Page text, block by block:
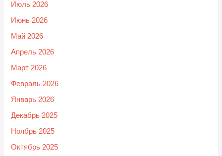
Июль 2026
Июнь 2026
Май 2026
Апрель 2026
Март 2026
Февраль 2026
Январь 2026
Декабрь 2025
Ноябрь 2025
Октябрь 2025